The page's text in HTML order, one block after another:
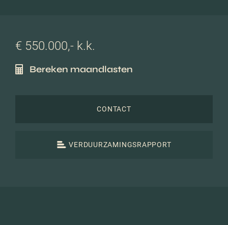
€ 550.000,- k.k.
Bereken maandlasten
CONTACT
VERDUURZAMINGSRAPPORT